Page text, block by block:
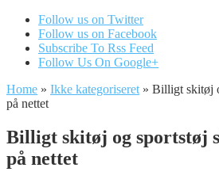
Follow us on Twitter
Follow us on Facebook
Subscribe To Rss Feed
Follow Us On Google+
Home » Ikke kategoriseret » Billigt skitøj
på nettet
Billigt skitøj og sportstøj
på nettet